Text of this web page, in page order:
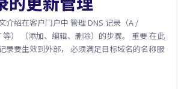
介绍在客户门户中 管理 DNS 记录（A /
等） （添加、编辑、删除）的步骤。 重要 在此
录要生效到外部， 必须满足目标域名的名称服